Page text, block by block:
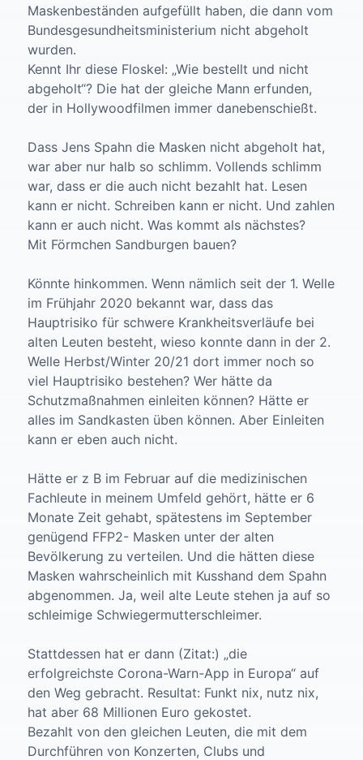
Maskenbeständen aufgefüllt haben, die dann vom
Bundesgesundheitsministerium nicht abgeholt
wurden.
Kennt Ihr diese Floskel: „Wie bestellt und nicht
abgeholt“? Die hat der gleiche Mann erfunden,
der in Hollywoodfilmen immer danebenschießt.
Dass Jens Spahn die Masken nicht abgeholt hat,
war aber nur halb so schlimm. Vollends schlimm
war, dass er die auch nicht bezahlt hat. Lesen
kann er nicht. Schreiben kann er nicht. Und zahlen
kann er auch nicht. Was kommt als nächstes?
Mit Förmchen Sandburgen bauen?
Könnte hinkommen. Wenn nämlich seit der 1. Welle
im Frühjahr 2020 bekannt war, dass das
Hauptrisiko für schwere Krankheitsverläufe bei
alten Leuten besteht, wieso konnte dann in der 2.
Welle Herbst/Winter 20/21 dort immer noch so
viel Hauptrisiko bestehen? Wer hätte da
Schutzmaßnahmen einleiten können? Hätte er
alles im Sandkasten üben können. Aber Einleiten
kann er eben auch nicht.
Hätte er z B im Februar auf die medizinischen
Fachleute in meinem Umfeld gehört, hätte er 6
Monate Zeit gehabt, spätestens im September
genügend FFP2- Masken unter der alten
Bevölkerung zu verteilen. Und die hätten diese
Masken wahrscheinlich mit Kusshand dem Spahn
abgenommen. Ja, weil alte Leute stehen ja auf so
schleimige Schwiegermutterschleimer.
Stattdessen hat er dann (Zitat:) „die
erfolgreichste Corona-Warn-App in Europa“ auf
den Weg gebracht. Resultat: Funkt nix, nutz nix,
hat aber 68 Millionen Euro gekostet.
Bezahlt von den gleichen Leuten, die mit dem
Durchführen von Konzerten, Clubs und